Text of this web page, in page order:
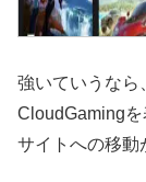
強いていうなら
CloudGaming
サイトへの移動